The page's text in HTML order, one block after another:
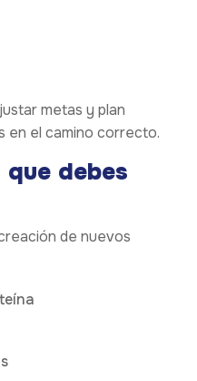
metas y plan
en el camino correcto.
debes
de nuevos